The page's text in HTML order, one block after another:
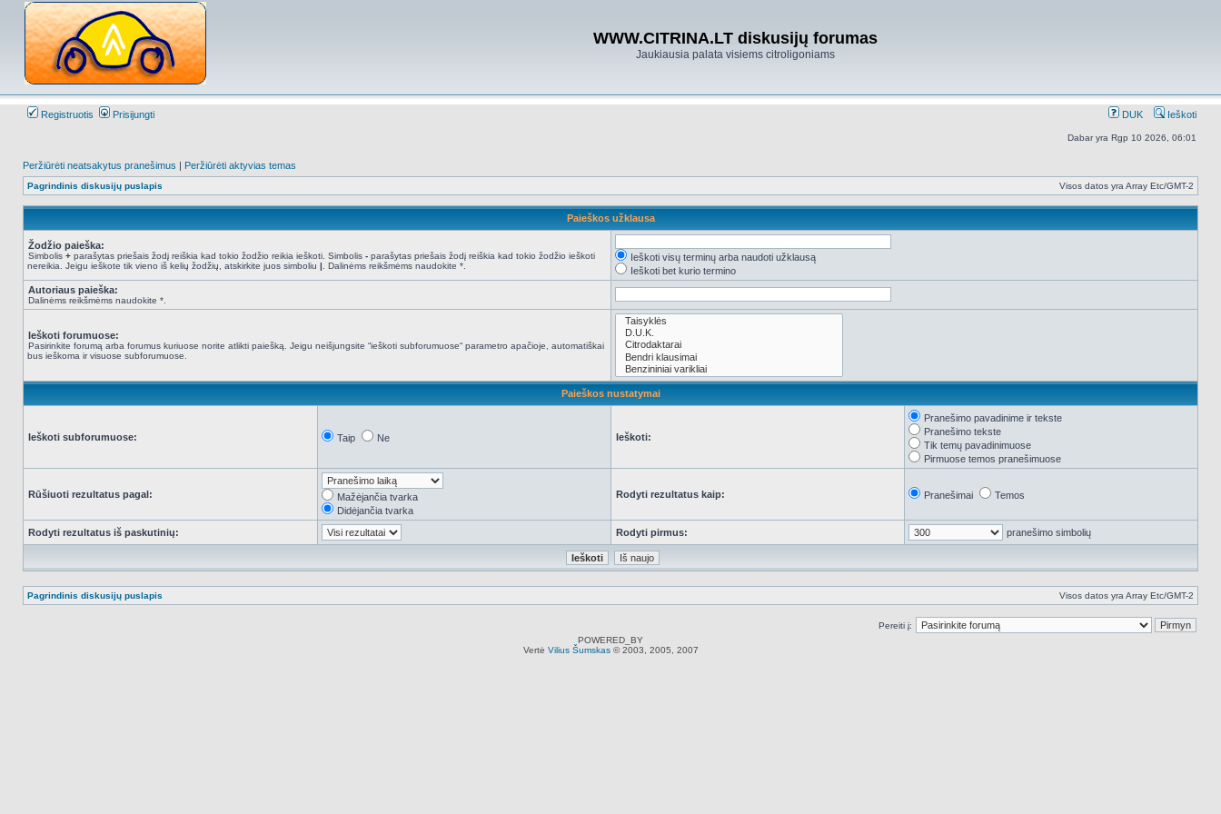
WWW.CITRINA.LT diskusijų forumas
Jaukiausia palata visiems citroligoniams
Registruotis Prisijungti DUK Ieškoti
Dabar yra Rgp 10 2026, 06:01
Peržiūrėti neatsakytus pranešimus | Peržiūrėti aktyvias temas
Pagrindinis diskusijų puslapis Visos datos yra Array Etc/GMT-2
Paieškos užklausa
Žodžio paieška:
Simbolis + parašytas priešais žodį reiškia kad tokio žodžio reikia ieškoti. Simbolis - parašytas priešais žodį reiškia kad tokio žodžio ieškoti
nereikia. Jeigu ieškote tik vieno iš kelių žodžių, atskirkite juos simboliu | . Dalinėms reikšmėms naudokite *.
Ieškoti visų terminų arba naudoti užklausą
Ieškoti bet kurio termino
Autoriaus paieška:
Dalinėms reikšmėms naudokite *.
Ieškoti forumuose:
Pasirinkite forumą arba forumus kuriuose norite atlikti paiešką. Jeigu neišjungsite “ieškoti subforumuose“ parametro apačioje, automatiškai
bus ieškoma ir visuose subforumuose.
Paieškos nustatymai
Ieškoti subforumuose: Taip Ne Ieškoti:
Pranešimo pavadinime ir tekste
Pranešimo tekste
Tik temų pavadinimuose
Pirmuose temos pranešimuose
Rūšiuoti rezultatus pagal:
Mažėjančia tvarka
Didėjančia tvarka
Rodyti rezultatus kaip: Pranešimai Temos
Rodyti rezultatus iš paskutinių: Rodyti pirmus: pranešimo simbolių
Pagrindinis diskusijų puslapis Visos datos yra Array Etc/GMT-2
Pereiti į:
POWERED_BY
Vertė Vilius Šumskas© 2003, 2005, 2007